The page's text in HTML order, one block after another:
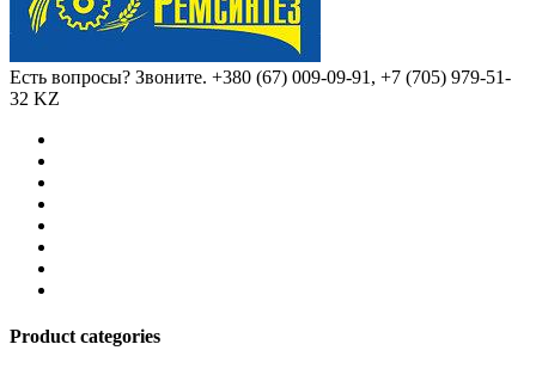
Есть вопросы? Звоните. +380 (67) 009-09-91, +7 (705) 979-51-
32 KZ
Product categories